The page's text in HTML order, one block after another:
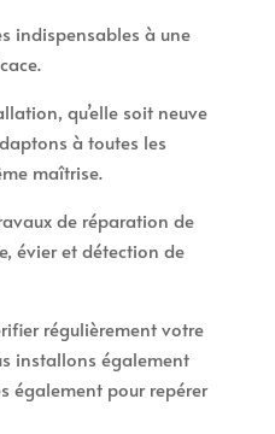
indispensables à une
qu’elle soit neuve
à toutes les
maîtrise.
de réparation de
évier et détection de
régulièrement votre
installons également
également pour repérer